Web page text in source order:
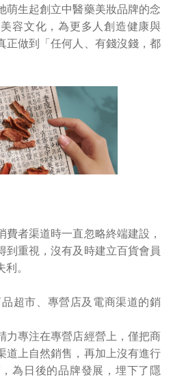
萌生起創立中醫藥美妝品牌的念
容文化，為更多人創造健康與
正做到「任何人、有錢沒錢，都
者渠道時一直忽略終端建設，
到重視，沒有及時建立百貨會員
。
超市、專營店及電商渠道的銷
力專注在專營店經營上，僅把商
道上自然銷售，再加上沒有進行
為日後的品牌發展，埋下了隱